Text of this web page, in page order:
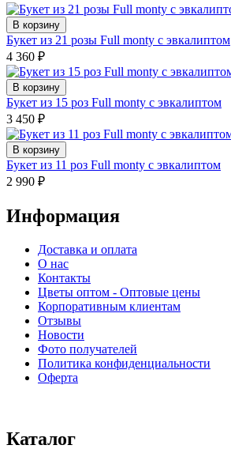
В корзину
Букет из 21 розы Full monty с эвкалиптом
4 360 ₽
В корзину
Букет из 15 роз Full monty с эвкалиптом
3 450 ₽
В корзину
Букет из 11 роз Full monty с эвкалиптом
2 990 ₽
Информация
Доставка и оплата
О нас
Контакты
Цветы оптом - Оптовые цены
Корпоративным клиентам
Отзывы
Новости
Фото получателей
Политика конфиденциальности
Оферта
Каталог